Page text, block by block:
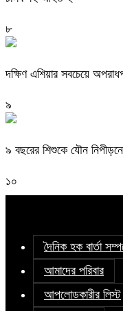
৮
দক্ষিণ এশিয়ার সবচেয়ে
৯
৯ বছরের শিশুকে যৌন
১০
দৈনিক হক বার্তা
আমাদের পরিবার
আপলোডকারীর লিস্ট